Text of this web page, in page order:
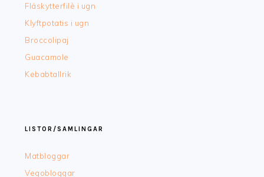
Fläskytterfilè i ugn
Klyftpotatis i ugn
Broccolipaj
Guacamole
Kebabtallrik
LISTOR/SAMLINGAR
Matbloggar
Vegobloggar